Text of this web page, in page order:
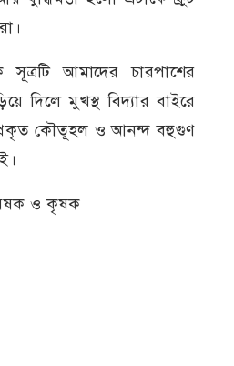
আমাদের চারপাশের
দিলে মুখস্থ বিদ্যার বাইরে
প্রকৃত কৌতূহল ও আনন্দ বহুগুণ
ও কৃষক